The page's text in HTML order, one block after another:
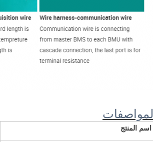
المواصفات
اسم المنتج